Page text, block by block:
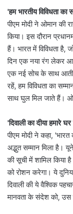
'हम भारतीय विविधता
पीएम मोदी ने ओमान की
किया। इस दौरान
हैं। भारत में विविधता है,
दिन एक नया रंग लेकर
एक नई सोच के साथ आती
रहें, हम विविधता का
साथ घुल मिल जाते हैं।
'दिवाली का दीया हमारे
पीएम मोदी ने कहा,
अद्भुत सम्मान मिला है।
की सूची में शामिल किया
को रोशन करेगा। ये
दिवाली की ये वैश्विक
मानवता के संदेश को, उस